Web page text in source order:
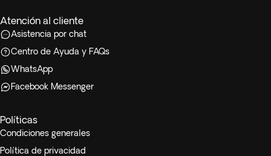
Atención al cliente
Asistencia por chat
Centro de Ayuda y FAQs
WhatsApp
Facebook Messenger
Políticas
Condiciones generales
Política de privacidad